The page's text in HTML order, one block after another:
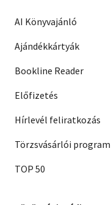
AI Könyvajánló
Ajándékkártyák
Bookline Reader
Előfizetés
Hírlevél feliratkozás
Törzsvásárlói program
TOP 50